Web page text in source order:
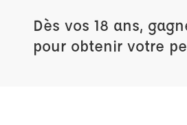
Dès vos 18 ans,
pour obtenir votre